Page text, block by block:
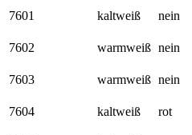
7601
kaltweiß nein
7602
warmweiß nein
7603
warmweiß nein
7604
kaltweiß rot